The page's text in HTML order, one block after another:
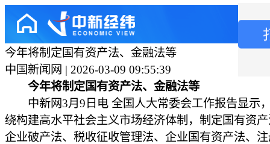
今年将制定国有资产法、金融法等
中国新闻网 | 2026-03-09 09:55:39
今年将制定国有资产法、金融法等
中新网3月9日电 全国人大常委会工作报告显示
绕构建高水平社会主义市场经济体制，制定国有资
企业破产法、税收征收管理法、企业国有资产法、